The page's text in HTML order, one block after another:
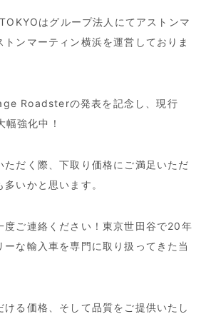
はグループ法人にてアストンマ
トンマーティン横浜を運営しておりま
Roadsterの発表を記念し、現行
強化中！
ただく際、下取り価格にご満足いただ
いかと思います。
度ご連絡ください！東京世田谷で20年
ーな輸入車を専門に取り扱ってきた当
ける価格、そして品質をご提供いたし